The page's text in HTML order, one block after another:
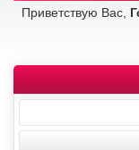
Приветствую Вас,